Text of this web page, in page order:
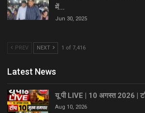
में…
Jun 30, 2025
PREV NEXT 1 of 7,416
Latest News
यू पी LIVE | 10 अगस्त 2026 |
Aug 10, 2026